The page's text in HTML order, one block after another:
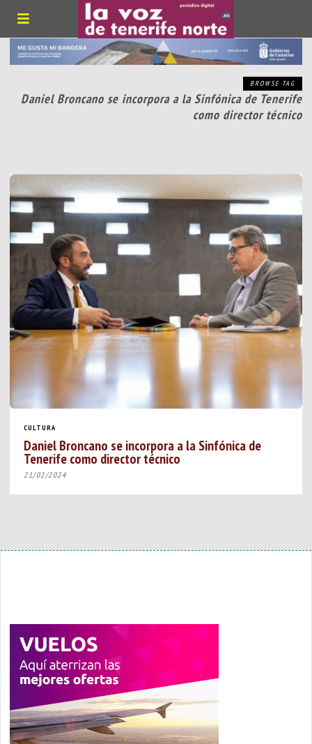
BROWSE TAG
Daniel Broncano se incorpora a la Sinfónica de Tenerife
como director técnico
CULTURA
Daniel Broncano se incorpora a la Sinfónica de
Tenerife como director técnico
21/02/2024